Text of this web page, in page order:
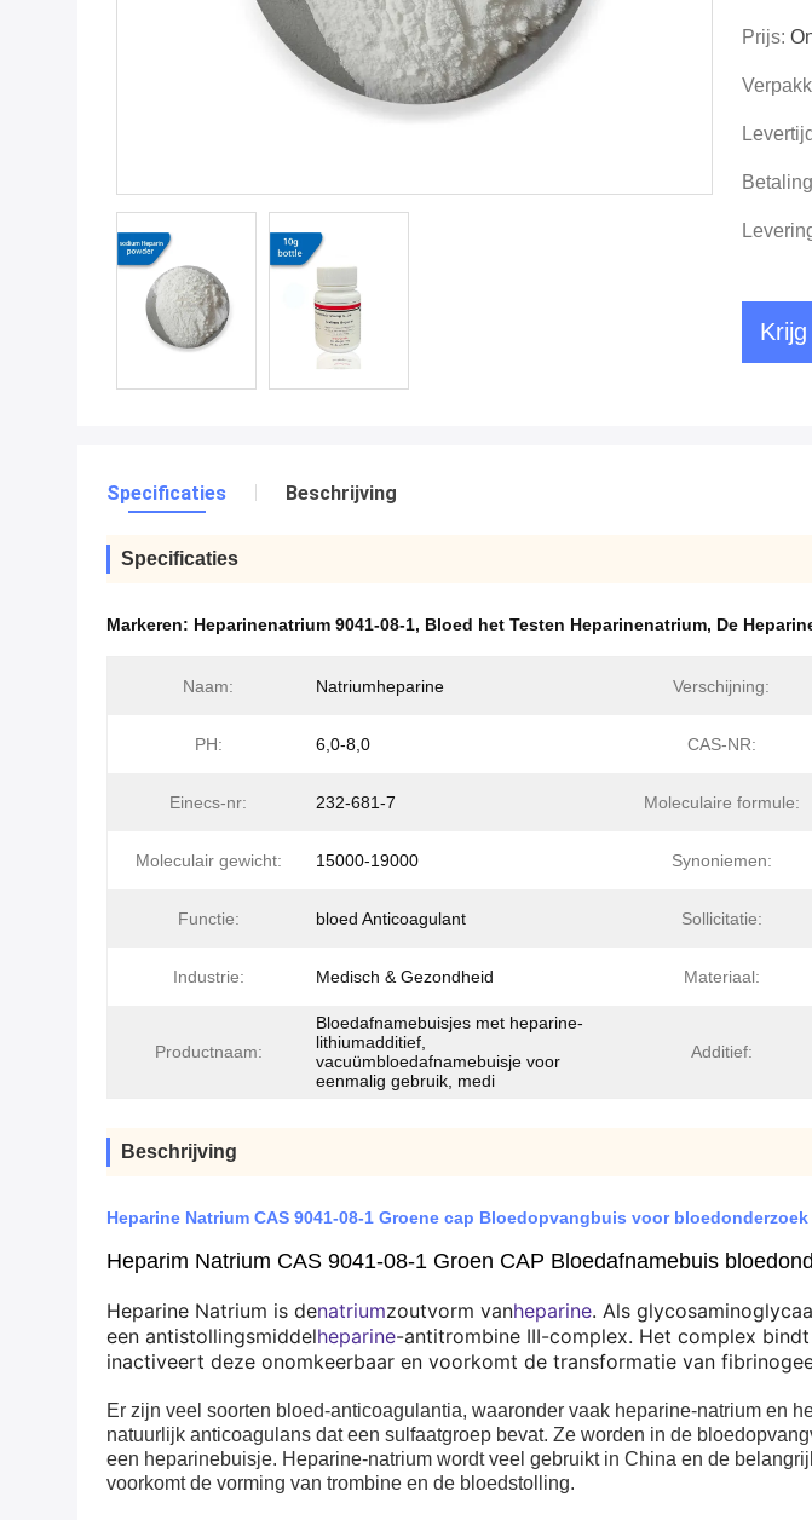
Prijs:
Specificaties Beschrijving
Specificaties
Markeren: Heparinenatrium 9041-08-1, Bloed het Testen Heparinenatrium, De
Naam: Natriumheparine Verschijning:
PH: 6,0-8,0 CAS-NR:
Einecs-nr: 232-681-7 Moleculaire formule:
Moleculair gewicht: 15000-19000 Synoniemen:
Functie: bloed Anticoagulant Sollicitatie:
Industrie: Medisch & Gezondheid Materiaal:
Productnaam:
Bloedafnamebuisjes met heparine-
lithiumadditief,
vacuümbloedafnamebuisje voor
eenmalig gebruik, medi
Additief:
Beschrijving
Heparine Natrium CAS 9041-08-1 Groene cap Bloedopvangbuis voor bloedonderzoek
Heparim Natrium CAS 9041-08-1 Groen CAP Bloedafnamebuis
Heparine Natrium is denatriumzoutvorm vanheparine. Als
een antistollingsmiddelheparine-antitrombine III-complex. Het complex
inactiveert deze onomkeerbaar en voorkomt de transformatie van
Er zijn veel soorten bloed-anticoagulantia, waaronder vaak heparine-natrium en
natuurlijk anticoagulans dat een sulfaatgroep bevat. Ze worden in de
een heparinebuisje. Heparine-natrium wordt veel gebruikt in China en de
voorkomt de vorming van trombine en de bloedstolling.